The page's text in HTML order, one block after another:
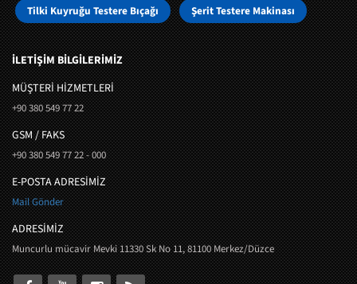
Tilki Kuyruğu Testere Bıçağı Şerit Testere Makinası
İLETİŞİM BİLGİLERİMİZ
MÜŞTERI HIZMETLERI
+90 380 549 77 22
GSM / FAKS
+90 380 549 77 22 - 000
E-POSTA ADRESİMİZ
Mail Gönder
ADRESİMİZ
Muncurlu mücavir Mevki 11330 Sk No 11, 81100 Merkez/Düzce